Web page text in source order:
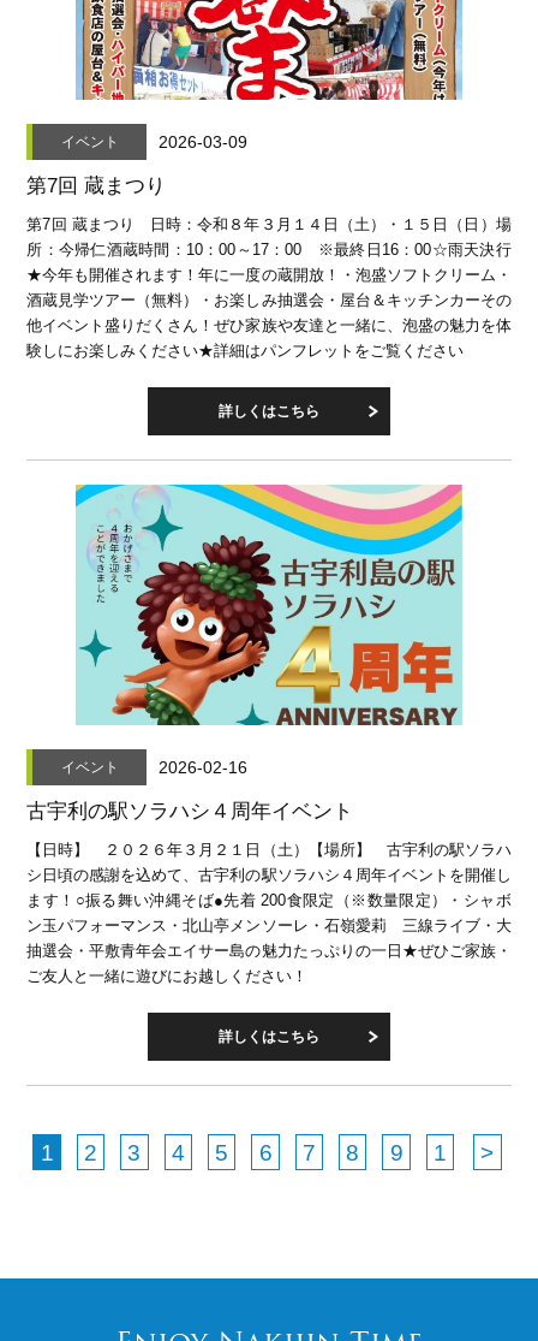
イベント 2026-03-09
第7回 蔵まつり
第7回 蔵まつり 日時：令和８年３月１４日（土）・１５日（日）場
所：今帰仁酒蔵時間：10：00～17：00 ※最終日16：00☆雨天決行
★今年も開催されます！年に一度の蔵開放！・泡盛ソフトクリーム・
酒蔵見学ツアー（無料）・お楽しみ抽選会・屋台＆キッチンカーその
他イベント盛りだくさん！ぜひ家族や友達と一緒に、泡盛の魅力を体
験しにお楽しみください★詳細はパンフレットをご覧ください
詳しくはこちら
イベント 2026-02-16
古宇利の駅ソラハシ４周年イベント
【日時】 ２０２６年３月２１日（土）【場所】 古宇利の駅ソラハ
シ日頃の感謝を込めて、古宇利の駅ソラハシ４周年イベントを開催し
ます！○振る舞い沖縄そば●先着 200食限定（※数量限定）・シャボ
ン玉パフォーマンス・北山亭メンソーレ・石嶺愛莉 三線ライブ・大
抽選会・平敷青年会エイサー島の魅力たっぷりの一日★ぜひご家族・
ご友人と一緒に遊びにお越しください！
詳しくはこちら
1 2 3 4 5 6 7 8 9
1
>